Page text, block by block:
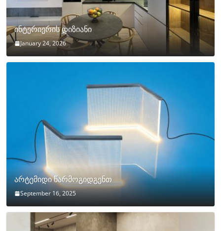
ინტერიერის დიზიანი
January 24, 2026
არტემიდი წარმოგიდგენთ
September 16, 2025